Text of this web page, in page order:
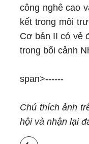
công nghê cao
kết trong môi
Cơ bản II có vẻ
trong bối cảnh
span>------
Chú thích ảnh
hội và nhận lại